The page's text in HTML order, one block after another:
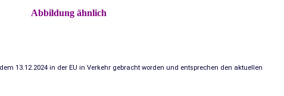
Abbildung ähnlich
13.12.2024 in der EU in Verkehr gebracht worden und entsprechen den aktuellen